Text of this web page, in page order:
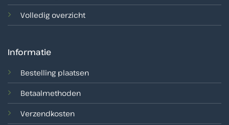
Volledig overzicht
Informatie
Bestelling plaatsen
Betaalmethoden
Verzendkosten